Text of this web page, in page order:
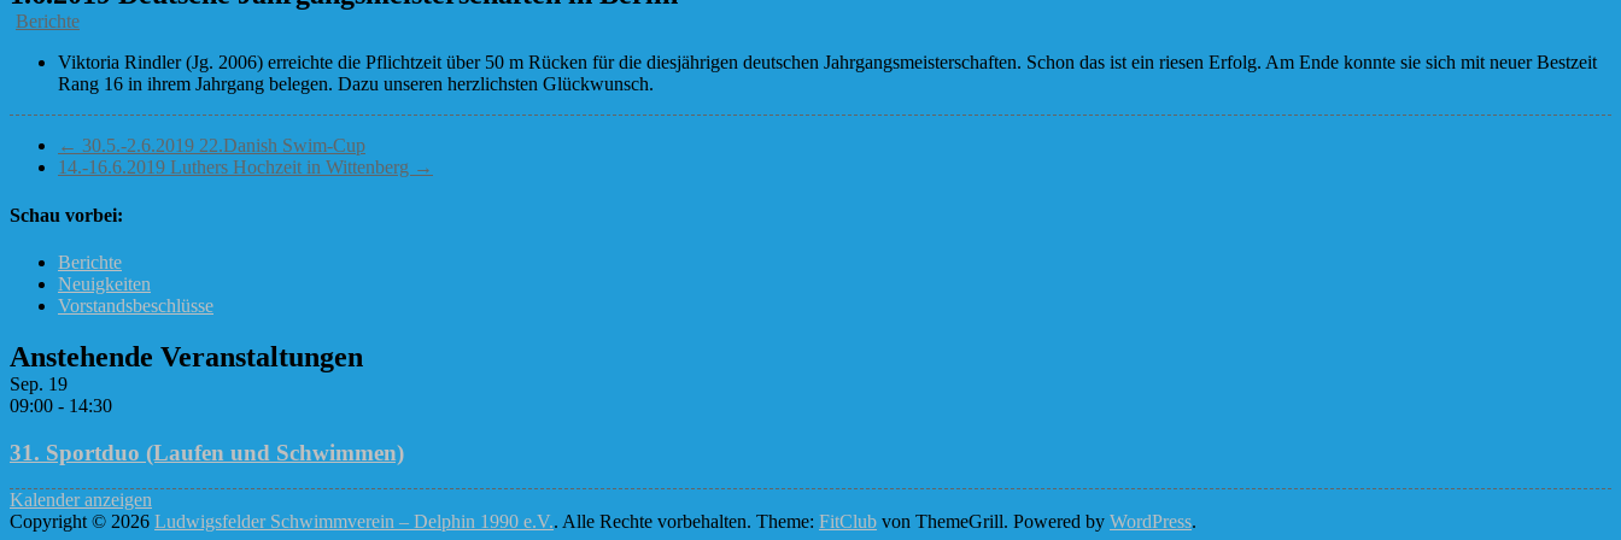
Berichte
Viktoria Rindler (Jg. 2006) erreichte die Pflichtzeit über 50 m Rücken für die diesjährigen deutschen Jahrgangsmeisterschaften. Schon das ist ein riesen Erfolg. Am Ende konnte sie sich mit neuer Bestzeit
Rang 16 in ihrem Jahrgang belegen. Dazu unseren herzlichsten Glückwunsch.
← 30.5.-2.6.2019 22.Danish Swim-Cup
14.-16.6.2019 Luthers Hochzeit in Wittenberg →
Schau vorbei:
Berichte
Neuigkeiten
Vorstandsbeschlüsse
Anstehende Veranstaltungen
Sep. 19
09:00 - 14:30
31. Sportduo (Laufen und Schwimmen)
Kalender anzeigen
Copyright © 2026 Ludwigsfelder Schwimmverein – Delphin 1990 e.V.. Alle Rechte vorbehalten. Theme: FitClub von ThemeGrill. Powered by WordPress.